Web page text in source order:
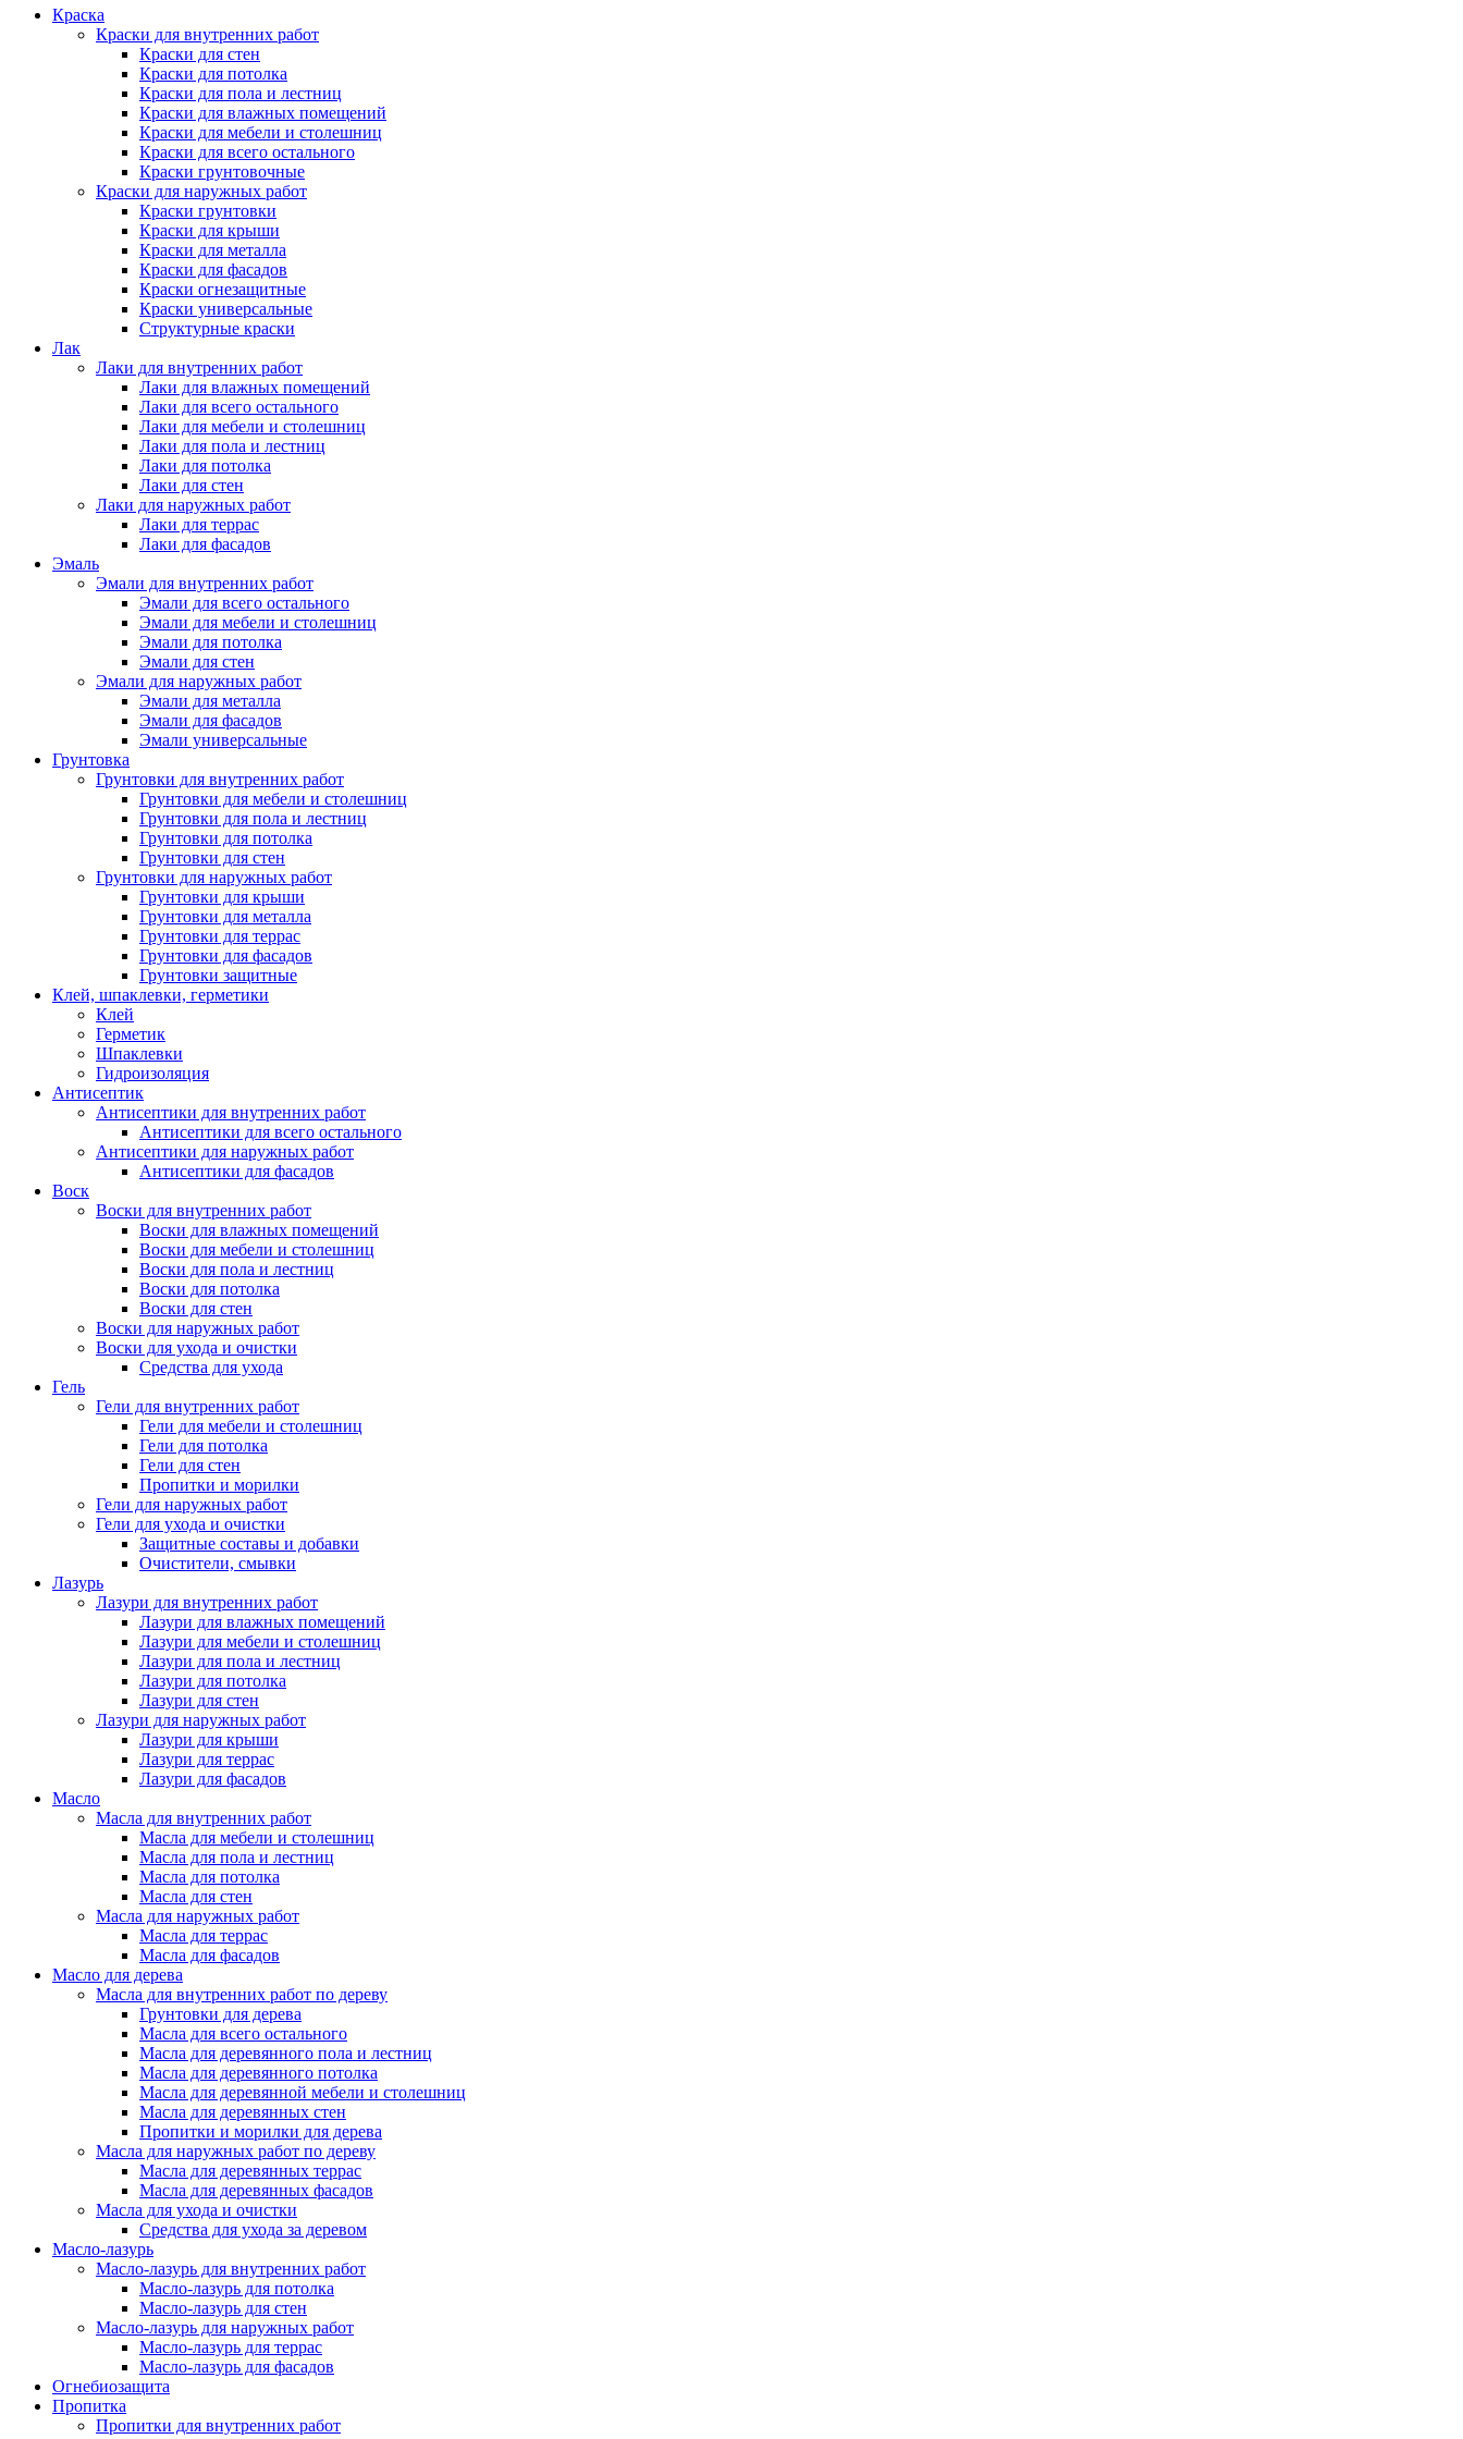
Краска
Краски для внутренних работ
Краски для стен
Краски для потолка
Краски для пола и лестниц
Краски для влажных помещений
Краски для мебели и столешниц
Краски для всего остального
Краски грунтовочные
Краски для наружных работ
Краски грунтовки
Краски для крыши
Краски для металла
Краски для фасадов
Краски огнезащитные
Краски универсальные
Структурные краски
Лак
Лаки для внутренних работ
Лаки для влажных помещений
Лаки для всего остального
Лаки для мебели и столешниц
Лаки для пола и лестниц
Лаки для потолка
Лаки для стен
Лаки для наружных работ
Лаки для террас
Лаки для фасадов
Эмаль
Эмали для внутренних работ
Эмали для всего остального
Эмали для мебели и столешниц
Эмали для потолка
Эмали для стен
Эмали для наружных работ
Эмали для металла
Эмали для фасадов
Эмали универсальные
Грунтовка
Грунтовки для внутренних работ
Грунтовки для мебели и столешниц
Грунтовки для пола и лестниц
Грунтовки для потолка
Грунтовки для стен
Грунтовки для наружных работ
Грунтовки для крыши
Грунтовки для металла
Грунтовки для террас
Грунтовки для фасадов
Грунтовки защитные
Клей, шпаклевки, герметики
Клей
Герметик
Шпаклевки
Гидроизоляция
Антисептик
Антисептики для внутренних работ
Антисептики для всего остального
Антисептики для наружных работ
Антисептики для фасадов
Воск
Воски для внутренних работ
Воски для влажных помещений
Воски для мебели и столешниц
Воски для пола и лестниц
Воски для потолка
Воски для стен
Воски для наружных работ
Воски для ухода и очистки
Средства для ухода
Гель
Гели для внутренних работ
Гели для мебели и столешниц
Гели для потолка
Гели для стен
Пропитки и морилки
Гели для наружных работ
Гели для ухода и очистки
Защитные составы и добавки
Очистители, смывки
Лазурь
Лазури для внутренних работ
Лазури для влажных помещений
Лазури для мебели и столешниц
Лазури для пола и лестниц
Лазури для потолка
Лазури для стен
Лазури для наружных работ
Лазури для крыши
Лазури для террас
Лазури для фасадов
Масло
Масла для внутренних работ
Масла для мебели и столешниц
Масла для пола и лестниц
Масла для потолка
Масла для стен
Масла для наружных работ
Масла для террас
Масла для фасадов
Масло для дерева
Масла для внутренних работ по дереву
Грунтовки для дерева
Масла для всего остального
Масла для деревянного пола и лестниц
Масла для деревянного потолка
Масла для деревянной мебели и столешниц
Масла для деревянных стен
Пропитки и морилки для дерева
Масла для наружных работ по дереву
Масла для деревянных террас
Масла для деревянных фасадов
Масла для ухода и очистки
Средства для ухода за деревом
Масло-лазурь
Масло-лазурь для внутренних работ
Масло-лазурь для потолка
Масло-лазурь для стен
Масло-лазурь для наружных работ
Масло-лазурь для террас
Масло-лазурь для фасадов
Огнебиозащита
Пропитка
Пропитки для внутренних работ